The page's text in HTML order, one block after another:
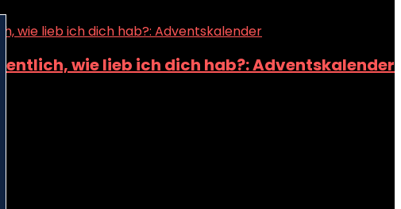
wie lieb ich dich hab?: Adventskalender